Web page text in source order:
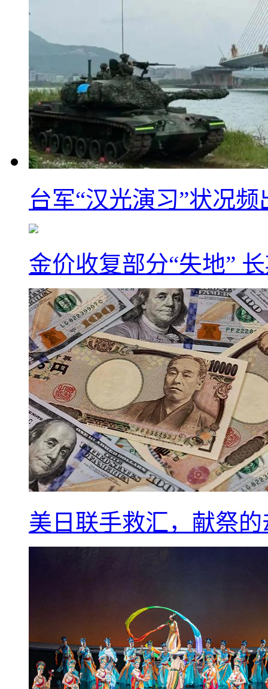
台军“汉光演习”状况
金价收复部分“失地”
美日联手救汇，献祭